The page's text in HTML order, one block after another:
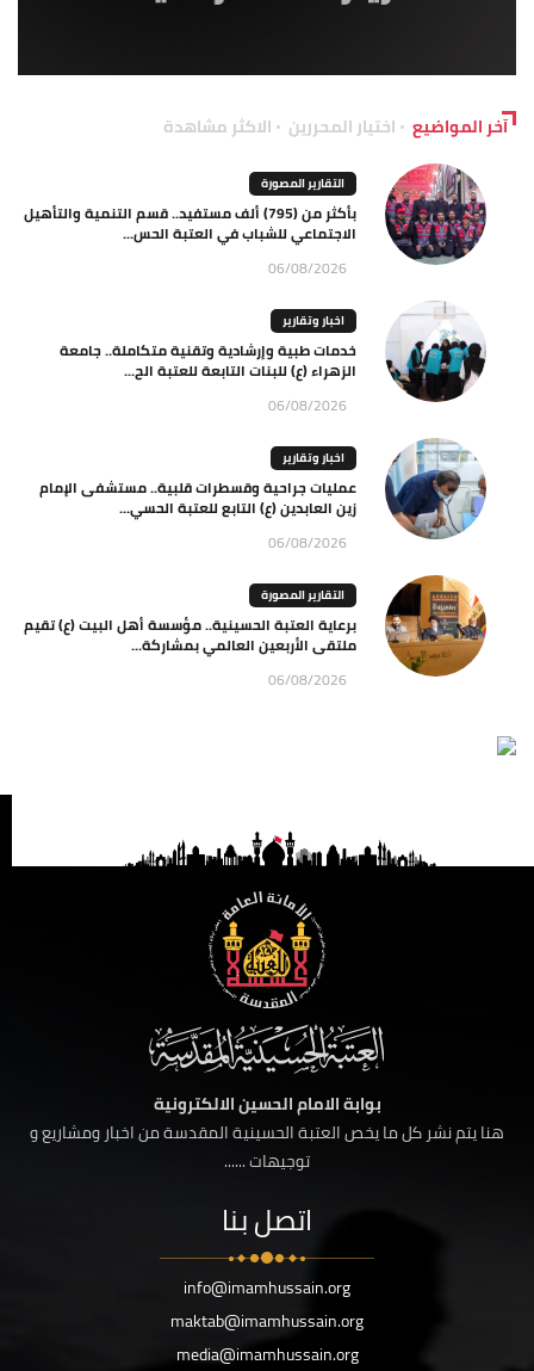
آخر المواضيع اختيار المحررين الاكثر مشاهدة
التقارير المصورة
بأكثر من (795) ألف مستفيد.. قسم التنمية والتأهيل
الاجتماعي للشباب في العتبة الحس...
06/08/2026
اخبار وتقارير
خدمات طبية وإرشادية وتقنية متكاملة.. جامعة
الزهراء (ع) للبنات التابعة للعتبة الح...
06/08/2026
اخبار وتقارير
عمليات جراحية وقسطرات قلبية.. مستشفى الإمام
زين العابدين (ع) التابع للعتبة الحسي...
06/08/2026
التقارير المصورة
برعاية العتبة الحسينية.. مؤسسة أهل البيت (ع) تقيم
ملتقى الأربعين العالمي بمشاركة...
06/08/2026
بوابة الامام الحسين الالكترونية
هنا يتم نشر كل ما يخص العتبة الحسينية المقدسة من اخبار ومشاريع و
توجيهات ......
اتصل بنا
info@imamhussain.org
maktab@imamhussain.org
media@imamhussain.org